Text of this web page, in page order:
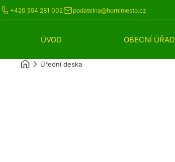
+420 554 281 002 podatelna@hornimesto.cz
ÚVOD OBECNÍ ÚŘAD
Úřední deska